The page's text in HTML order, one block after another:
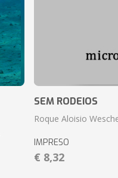
SEM RODEIOS
Roque Aloisio
IMPRESO
€ 8,32